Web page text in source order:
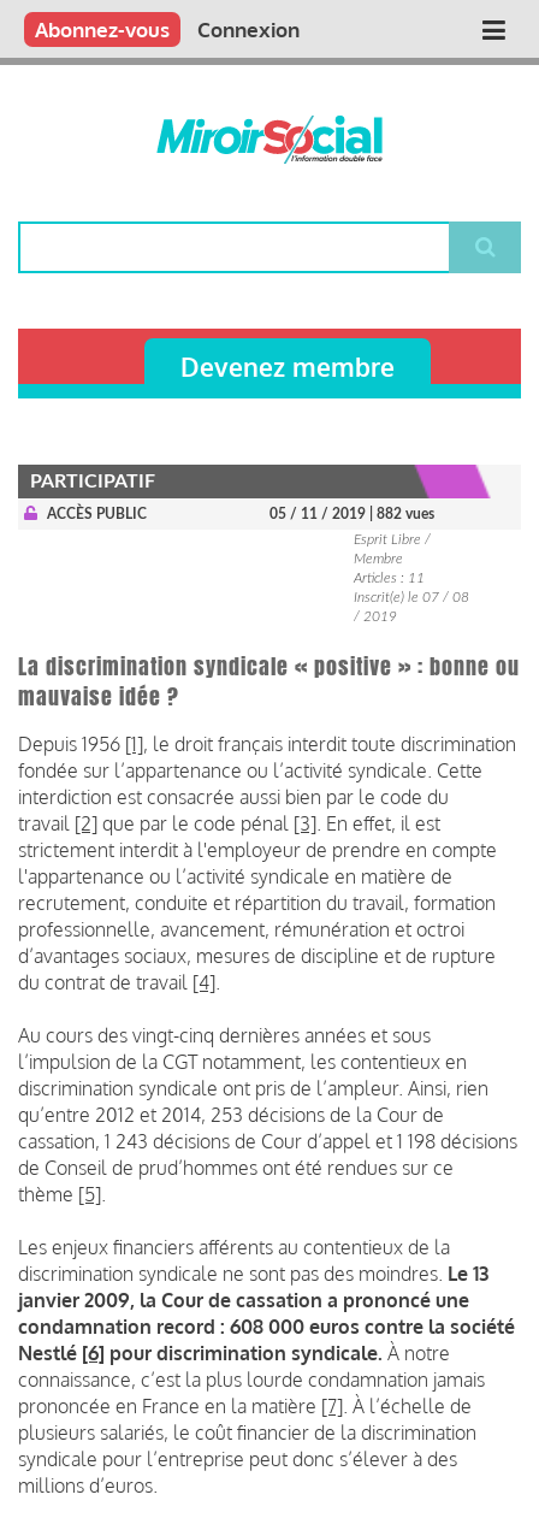
Aller
contenu
Main
Qui sommes nous ?
Vous publiez
Nous publions
Contactez-nous
Abonnez-vous Connexion
Devenez membre
PARTICIPATIF
ACCÈS PUBLIC 05 / 11 / 2019
| 882 vues
Esprit Libre /
Membre
Articles : 11
Inscrit(e) le 07 / 08
/ 2019
La discrimination syndicale « positive » : bonne ou
mauvaise idée ?
Depuis 1956 [1], le droit français interdit toute discrimination
fondée sur l’appartenance ou l’activité syndicale. Cette
interdiction est consacrée aussi bien par le code du
travail [2] que par le code pénal [3] . En effet, il est
strictement interdit à l'employeur de prendre en compte
l'appartenance ou l’activité syndicale en matière de
recrutement, conduite et répartition du travail, formation
professionnelle, avancement, rémunération et octroi
d’avantages sociaux, mesures de discipline et de rupture
du contrat de travail [4]
Au cours des vingt-cinq dernières années et sous
l’impulsion de la CGT notamment, les contentieux en
discrimination syndicale ont pris de l’ampleur. Ainsi, rien
qu’entre 2012 et 2014, 253 décisions de la Cour de
cassation, 1 243 décisions de Cour d’appel et 1 198 décisions
de Conseil de prud’hommes ont été rendues sur ce
thème [5]
Les enjeux financiers afférents au contentieux de la
discrimination syndicale ne sont pas des moindres. Le 13
janvier 2009, la Cour de cassation a prononcé une
condamnation record : 608 000 euros contre la société
Nestlé [6] pour discrimination syndicale. À notre
connaissance, c’est la plus lourde condamnation jamais
prononcée en France en la matière [7] . À l’échelle de
plusieurs salariés, le coût financier de la discrimination
syndicale pour l’entreprise peut donc s’élever à des
millions d’euros.